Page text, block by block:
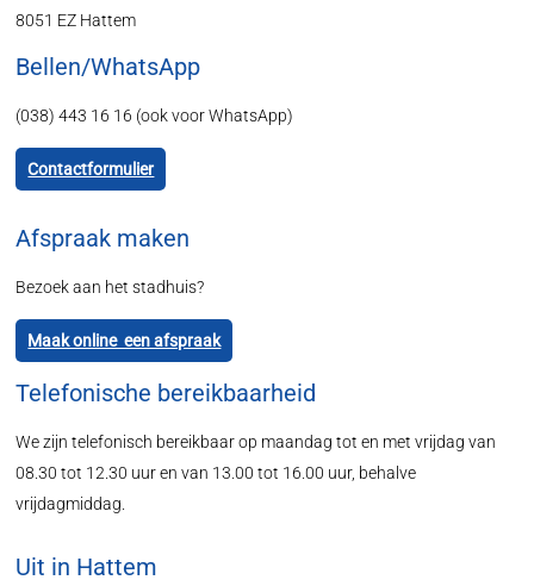
8051 EZ Hattem
Bellen/WhatsApp
(038) 443 16 16 (ook voor WhatsApp)
Contactformulier
Afspraak maken
Bezoek aan het stadhuis?
Maak online een afspraak
Telefonische bereikbaarheid
We zijn telefonisch bereikbaar op maandag tot en met vrijdag van
08.30 tot 12.30 uur en van 13.00 tot 16.00 uur, behalve
vrijdagmiddag.
Uit in Hattem